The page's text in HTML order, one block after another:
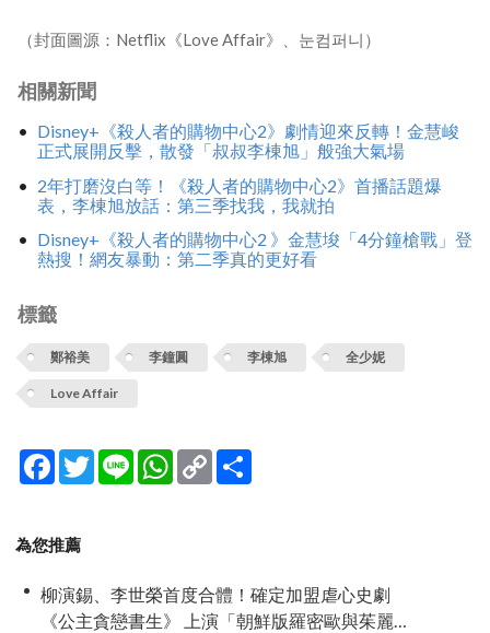
（封面圖源：Netflix《Love Affair》、눈컴퍼니）
相關新聞
Disney+《殺人者的購物中心2》劇情迎來反轉！金慧峻
正式展開反擊，散發「叔叔李棟旭」般強大氣場
2年打磨沒白等！《殺人者的購物中心2》首播話題爆
表，李棟旭放話：第三季找我，我就拍
Disney+《殺人者的購物中心2 》金慧埈「4分鐘槍戰」登
熱搜！網友暴動：第二季真的更好看
標籤
鄭裕美 李鐘圓 李棟旭 全少妮
Love Affair
Facebook
TwitterLine WhatsApp
Copy
Link
為您推薦
柳演錫、李世榮首度合體！確定加盟虐心史劇
《公主貪戀書生》 上演「朝鮮版羅密歐與茱麗